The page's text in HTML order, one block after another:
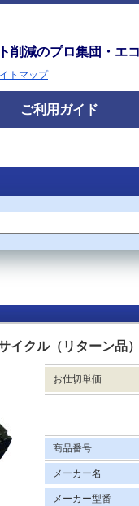
削減のプロ集団・エ
トマップ
ご利用ガイド
イクル（リターン品）
お仕切単価
商品番号
メーカー名
メーカー型番